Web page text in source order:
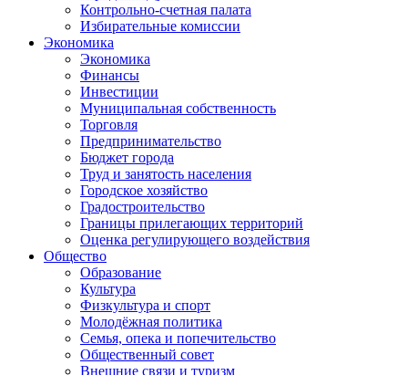
Контрольно-счетная палата
Избирательные комиссии
Экономика
Экономика
Финансы
Инвестиции
Муниципальная собственность
Торговля
Предпринимательство
Бюджет города
Труд и занятость населения
Городское хозяйство
Градостроительство
Границы прилегающих территорий
Оценка регулирующего воздействия
Общество
Образование
Культура
Физкультура и спорт
Молодёжная политика
Семья, опека и попечительство
Общественный совет
Внешние связи и туризм